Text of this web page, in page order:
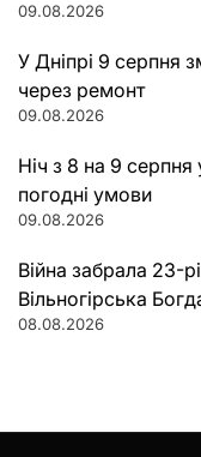
09.08.2026
У Дніпрі 9 серпня
через ремонт
09.08.2026
Ніч з 8 на 9 серпня
погодні умови
09.08.2026
Війна забрала 23-
Вільногірська
08.08.2026